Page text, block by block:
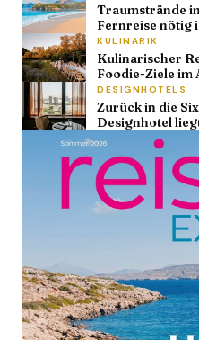
Traumstrände
Fernreise nötig
KULINARIK
Kulinarischer
Foodie-Ziele im
DESIGNHOTELS
Zurück in die
Designhotel